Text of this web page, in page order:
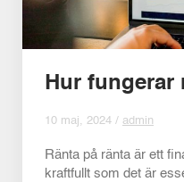
Hur fungerar
10 maj, 2024 / admin
Ränta på ränta är ett
kraftfullt som det är